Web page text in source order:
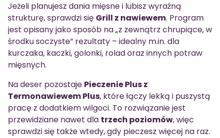
Jeżeli planujesz dania mięsne i lubisz wyraźną
strukturę, sprawdzi się Grill z nawiewem. Program
jest opisany jako sposób na „z zewnątrz chrupiące, w
środku soczyste” rezultaty – idealny m.in. dla
kurczaka, kaczki, golonki, rolad oraz innych potraw
mięsnych.
Na deser pozostaje Pieczenie Plus z
Termonawiewem Plus, które łączy lekką i puszystą
pracę z dodatkiem wilgoci. To rozwiązanie jest
przewidziane nawet dla trzech poziomów, więc
sprawdzi się także wtedy, gdy pieczesz więcej na raz.